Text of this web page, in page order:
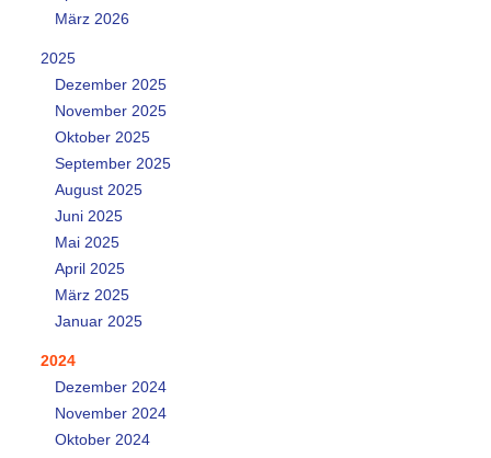
März 2026
2025
Dezember 2025
November 2025
Oktober 2025
September 2025
August 2025
Juni 2025
Mai 2025
April 2025
März 2025
Januar 2025
2024
Dezember 2024
November 2024
Oktober 2024